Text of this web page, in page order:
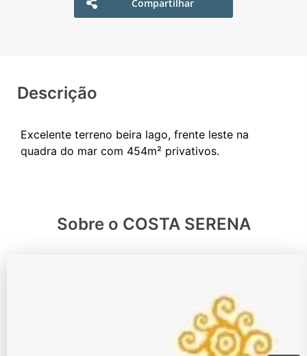
Compartilhar
Descrição
Excelente terreno beira lago, frente leste na
Sobre o COSTA SERENA